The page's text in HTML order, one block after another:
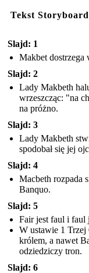
Tekst
Slajd: 1
Makbet dostrzega
Slajd: 2
Lady Makbeth
wrzeszcząc: "na
na próżno.
Slajd: 3
Lady Makbeth
spodobał się jej
Slajd: 4
Macbeth rozpada
Banquo.
Slajd: 5
Fair jest faul i faul
W ustawie 1 Trzej
królem, a nawet
odziedziczy tron.
Slajd: 6